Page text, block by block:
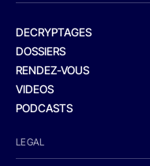
DECRYPTAGES
DOSSIERS
RENDEZ-VOUS
VIDEOS
PODCASTS
LEGAL